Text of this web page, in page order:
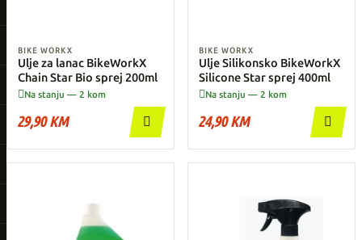
BIKE WORKX
Ulje za lanac BikeWorkX
Chain Star Bio sprej 200ml
Na stanju — 2 kom
29,90 KM 
BIKE WORKX
Ulje Silikonsko BikeWorkX
Silicone Star sprej 400ml
Na stanju — 2 kom
24,90 KM 